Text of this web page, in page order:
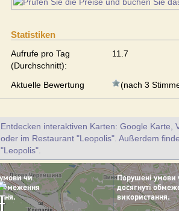
Statistiken
Aufrufe pro Tag
(Durchschnitt):
11.7
Aktuelle Bewertung (nach 3
Entdecken interaktiven Karten: Google Karte,
oder im Restaurant "Leopolis". Außerdem
"Leopolis".